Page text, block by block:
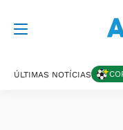
ÚLTIMAS NOTÍCIAS